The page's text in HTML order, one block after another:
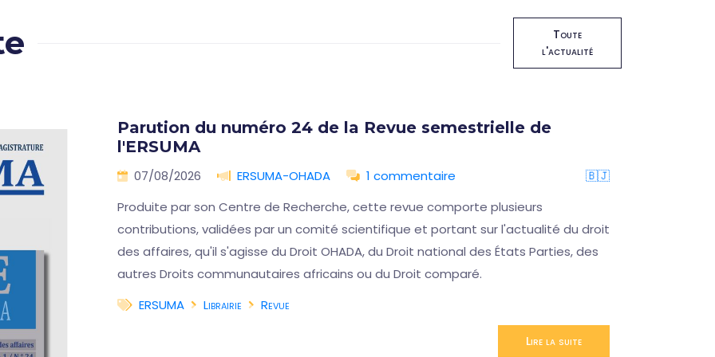
Toute
l'actualité
Parution du numéro 24 de la Revue semestrielle de
l'ERSUMA
07/08/2026 ERSUMA-OHADA 1 commentaire
🇧🇯
Produite par son Centre de Recherche, cette revue comporte plusieurs
contributions, validées par un comité scientifique et portant sur l'actualité du droit
des affaires, qu'il s'agisse du Droit OHADA, du Droit national des États Parties, des
autres Droits communautaires africains ou du Droit comparé.
ERSUMA
Librairie Revue
Lire la suite